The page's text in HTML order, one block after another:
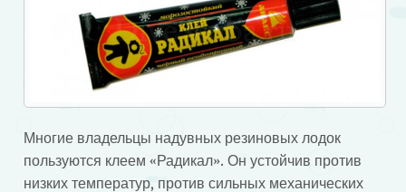
Многие владельцы надувных резиновых лодок
пользуются клеем «Радикал». Он устойчив против
низких температур, против сильных механических